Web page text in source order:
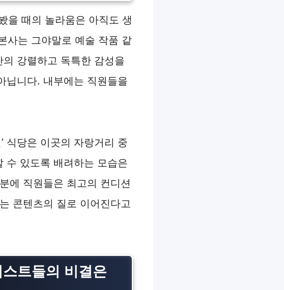
을 때의 놀라움은 아직도 생
사는 그야말로 예술 작품 같
강렬하고 독특한 감성을
닙니다. 내부에는 직원들을
식당은 이곳의 자랑거리 중
수 있도록 배려하는 모습은
에 직원들은 최고의 컨디션
콘텐츠의 질로 이어진다고
트들의 비결은